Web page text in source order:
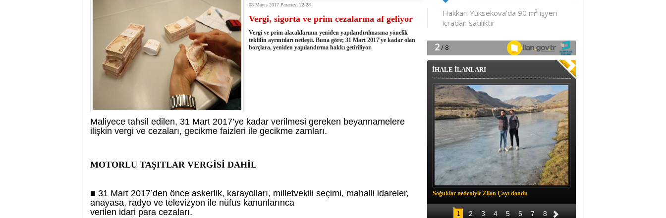
- Hakkari'ye Raftingde Çifte Gurur
- Dağcı Yüksel Işık'ın izini köylüler buldu
17:30- Hayvanlar Şarbona karşı aşılanıyor
17:27- Hakkari'de yaz ortasında kış manzarası
- Cennet-Cehennem Vadisi'nde tarihi güreş finali
19:19
- CHP Hakkari ve 26 il başkanını görevden aldı
19:17
- Cennet Cehennem Vadisi'nde şampiyonluk mücadelesi start aldı
19:13
- Bakan Yardımcısı Çelik, Aşiret Lideri Keskin'i ziyaret etti
- Hakkari'de 503 kilogram Esrar ele geçirildi
19:08 - Bakan Yardımcısı Ali Çelik Hakkari’de sevgi seli
08 Mayıs 2017 Pazartesi 22:28
Vergi, sigorta ve prim cezalarına af geliyor
Vergi ve prim alacaklarının yeniden yapılandırılmasına yönelik
teklifin ayrıntıları netleşti. Buna göre; 31 Mart 2017'ye kadar olan
borçlara, yeniden yapılandırma hakkı getiriliyor.
Maliyece tahsil edilen, 31 Mart 2017’ye kadar verilmesi gereken beyannamelere
ilişkin vergi ve cezaları, gecikme faizleri ile gecikme zamları.
MOTORLU TAŞITLAR VERGİSİ DAHİL
■ 31 Mart 2017’den önce askerlik, karayolları, milletvekili seçimi, mahalli idareler,
anayasa, radyo ve televizyon ile nüfus kanunlarınca
verilen idari para cezaları.
İHALE İLANLARI
Soğuklar nedeniyle Zilan Çayı dondu
1 2 3 4 5 6 7 8